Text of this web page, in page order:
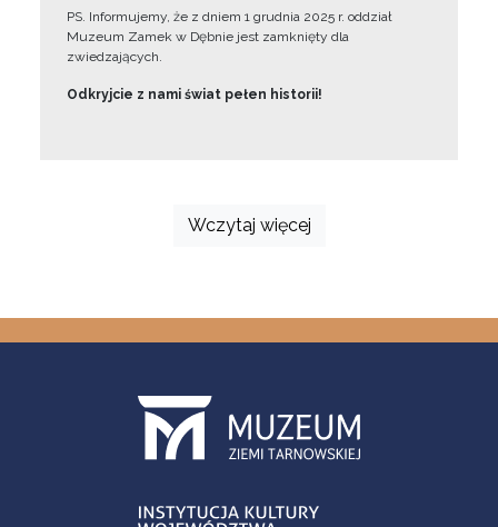
PS. Informujemy, że z dniem 1 grudnia 2025 r. oddział
Muzeum Zamek w Dębnie jest zamknięty dla
zwiedzających.
Odkryjcie z nami świat pełen historii!
Wczytaj więcej